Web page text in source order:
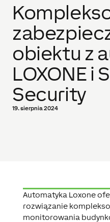
obiektu z
LOXONE i
Security
19. sierpnia 2024
Automatyka Loxone
rozwiązanie
monitorowania